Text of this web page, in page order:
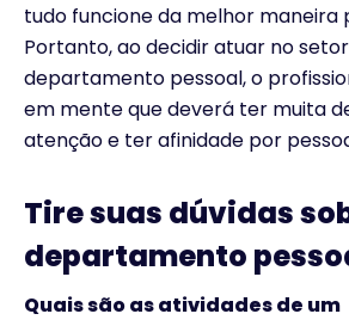
tudo funcione da melhor maneira
Portanto, ao decidir atuar no
departamento pessoal, o
em mente que deverá ter muita
atenção e ter afinidade por
Tire suas dúvidas
departamento
Quais são as atividades de um